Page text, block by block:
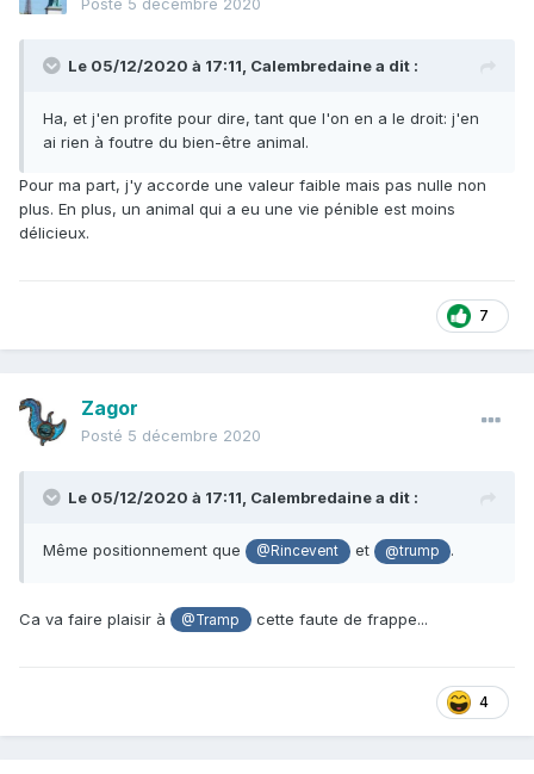
Posté 5 décembre 2020
Le 05/12/2020 à 17:11, Calembredainea dit :
Ha, et j'en profite pour dire, tant que l'on en a le droit: j'en
ai rien à foutre du bien-être animal.
Pour ma part, j'y accorde une valeur faible mais pas nulle non
plus. En plus, un animal qui a eu une vie pénible est moins
délicieux.
7
Zagor
Posté 5 décembre 2020
Le 05/12/2020 à 17:11, Calembredainea dit :
Même positionnement que @Rincevent et @trump .
Ca va faire plaisir à @Tramp cette faute de frappe...
4